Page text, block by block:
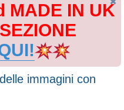
MADE IN UK
immagini con